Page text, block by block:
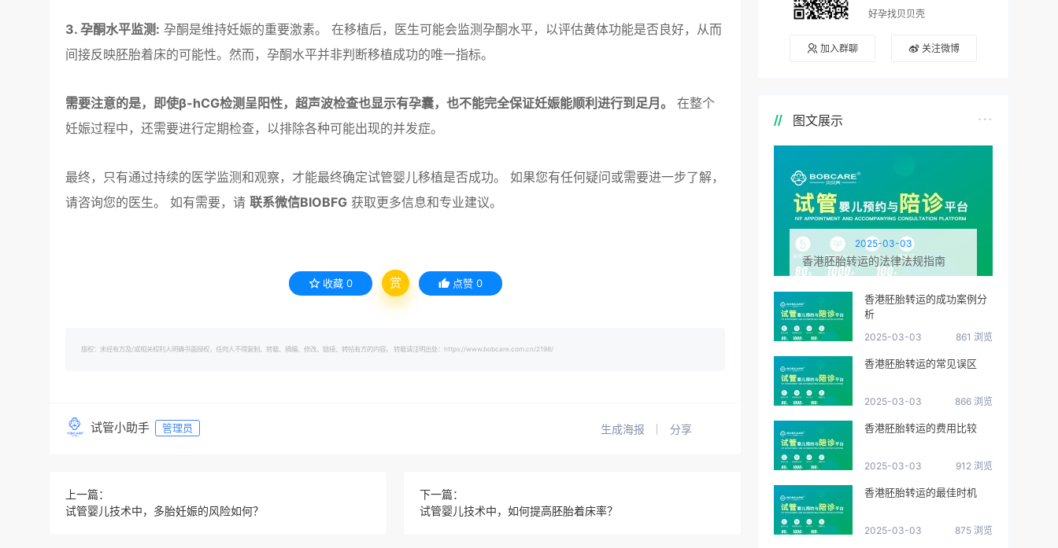
3. 孕酮水平监测: 孕酮是维持妊娠的重要激素。 在移植后，医生可能会监测孕酮水平，以评估黄体功能是否良好，从而
间接反映胚胎着床的可能性。然而，孕酮水平并非判断移植成功的唯一指标。
需要注意的是，即使β-hCG检测呈阳性，超声波检查也显示有孕囊，也不能完全保证妊娠能顺利进行到足月。
在整个
妊娠过程中，还需要进行定期检查，以排除各种可能出现的并发症。
最终，只有通过持续的医学监测和观察，才能最终确定试管婴儿移植是否成功。 如果您有任何疑问或需要进一步了解，
请咨询您的医生。 如有需要，请 联系微信BIOBFG 获取更多信息和专业建议。
收藏 0 赏 点赞 0
版权：未经有方及/或相关权利人明确书面授权，任何人不得复制、转载、摘编、修改、链接、转帖有方的内容。 转载请注明出处：https://www.bobcare.com.cn/2198/
试管小助手 管理员 生成海报 分享
上一篇：
试管婴儿技术中，多胎妊娠的风险如何？
下一篇：
试管婴儿技术中，如何提高胚胎着床率？
好孕找贝贝壳
加入群聊 关注微博
图文展示
2025-03-03
香港胚胎转运的法律法规指南
香港胚胎转运的成功案例分
析
2025-03-03 861 浏览
香港胚胎转运的常见误区
2025-03-03 866 浏览
香港胚胎转运的费用比较
2025-03-03 912 浏览
香港胚胎转运的最佳时机
2025-03-03 875 浏览